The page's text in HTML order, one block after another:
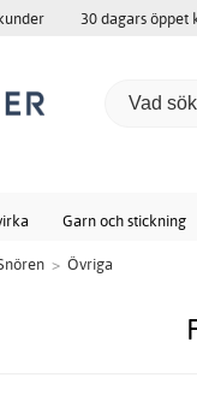
30 dagars öppet
Garn och stickning
> Övriga